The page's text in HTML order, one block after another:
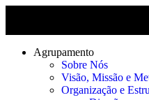
Agrupamento
Sobre Nós
Visão, Missão e
Organização e